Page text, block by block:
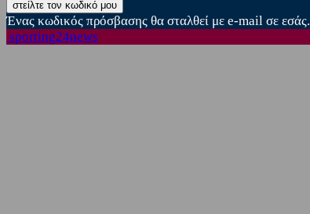
Ένας κωδικός πρόσβασης θα σταλθεί με e-mail σε εσάς.
sporting24news